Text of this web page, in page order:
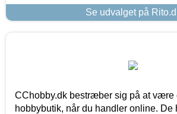
Se udvalget på
CChobby.dk bestræber sig på at være
hobbybutik, når du handler online. De